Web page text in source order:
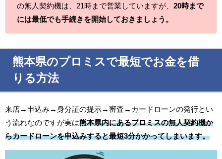
の無人契約機は、21時まで営業していますが、 20時まで
には最低でも手続きを開始しておきましょう。
熊本県のプロミスで最短でお金を借
りる方法
来店→申込み→身分証の提示→審査→カードローンの発行とい
う流れなのですが実は熊本県内にあるプロミスの無人契約機か
らカードローンを申込みすると最短3分かかってしまいます。